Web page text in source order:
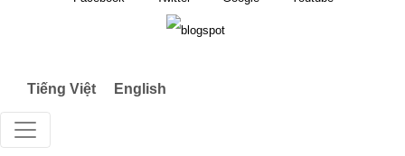
Tiếng Việt English